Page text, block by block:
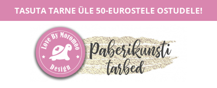
TASUTA TARNE ÜLE 50-EUROSTELE OSTUDELE!